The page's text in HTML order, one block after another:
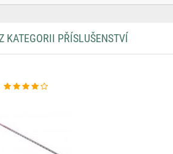
KATEGORII PŘÍSLUŠENSTVÍ